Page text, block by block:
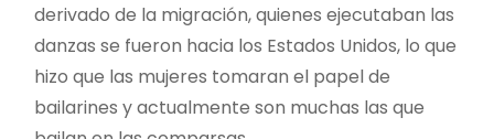
derivado de la migración, quienes ejecutaban las
danzas se fueron hacia los Estados Unidos, lo que
hizo que las mujeres tomaran el papel de
bailarines y actualmente son muchas las que